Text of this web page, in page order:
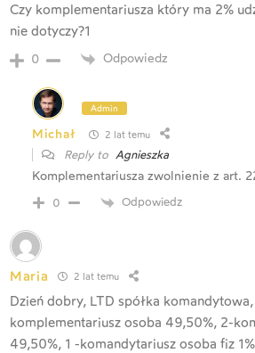
Czy komplementariusza który ma 2%
nie dotyczy?1
0 Odpowiedz
Admin
Michał 2 lat temu
Reply to Agnieszka
Komplementariusza zwolnienie z art.
0 Odpowiedz
Maria 2 lat temu
Dzień dobry, LTD spółka
komplementariusz osoba 49,50%, 2-
49,50%, 1 -komandytariusz osoba fiz